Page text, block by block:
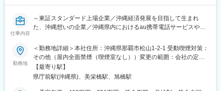
中長期で目指しており、
今回入社いただく方は会計税務の親会社への説明や、監査法人と
の折衝業務をメインにお任せします。
・月中～月初にかけての記帳／決算処理対応、四半期決算におけ
・上記をスムーズに対応するための、仕組みの構築／改善
・会計論点整理のための検討、情報収集（社内／税理士など）、
監査法人との折衝
仕事内容
～東証スタンダード上場企業／沖縄経済発展を目指して生まれ
た、沖縄想いの企業／沖縄県内におけるau携帯電話サービスや光
／フレックス制～
■業務内容：
・決算・資産管理・会計等の経理に関する業務をご担当いただき
ます。
・決算書の作成、税務業務などの経理機能や、決算短信や有価証
勤務地
＜勤務地詳細＞本社住所：沖縄県那覇市松山1-2-1 受動喫煙対策：
その他（屋内全面禁煙（喫煙室なし））変更の範囲：会社の定め
る事業所（リモートワーク含む）
【最寄り駅】
県庁前駅(沖縄県)、美栄橋駅、旭橋駅